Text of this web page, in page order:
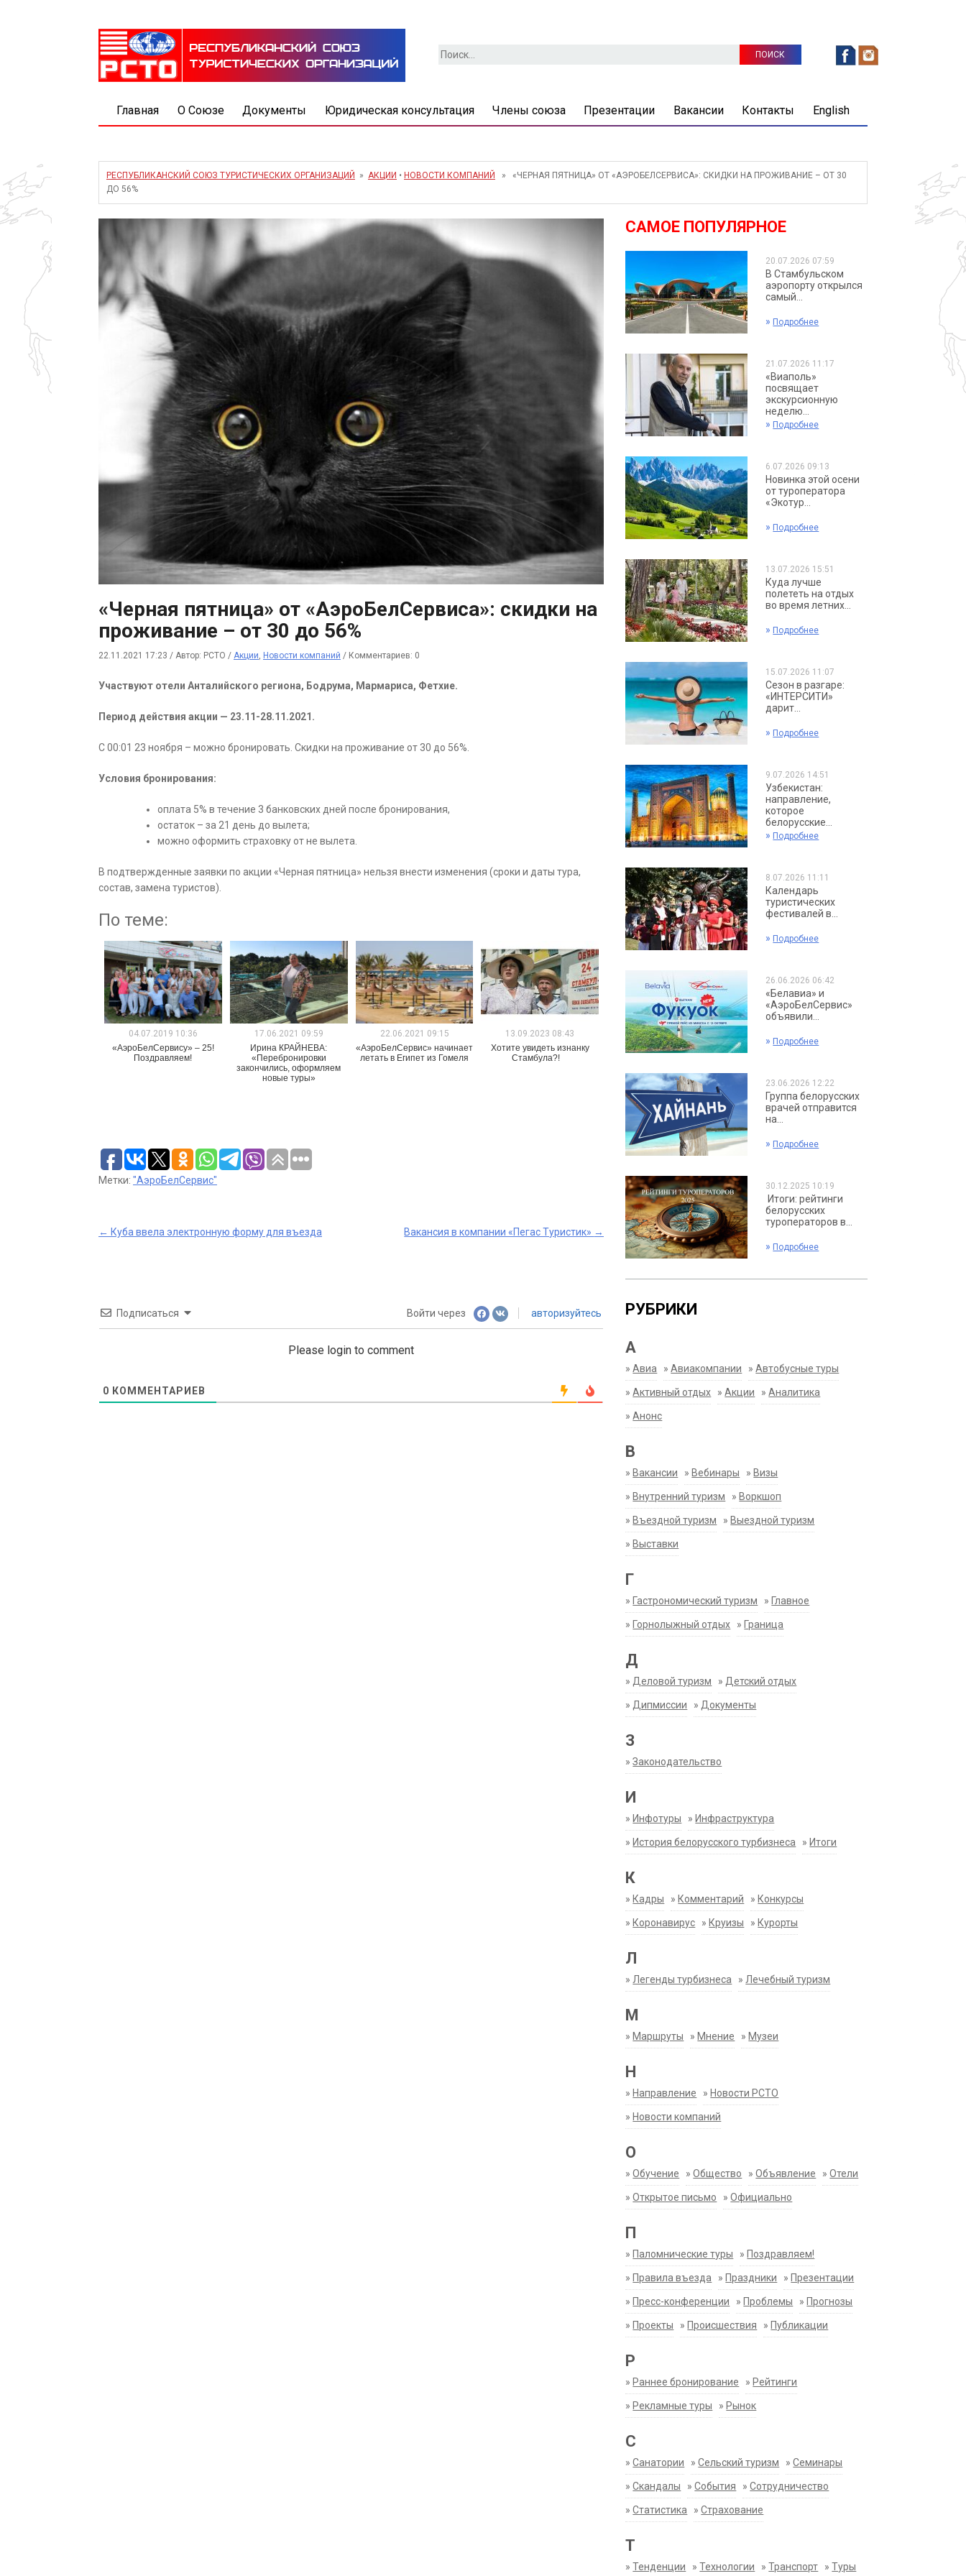
Найти:
Главная О Союзе Документы Юридическая консультация Члены союза Презентации Вакансии Контакты English
РЕСПУБЛИКАНСКИЙ СОЮЗ ТУРИСТИЧЕСКИХ ОРГАНИЗАЦИЙ » АКЦИИ • НОВОСТИ КОМПАНИЙ
» «ЧЕРНАЯ ПЯТНИЦА» ОТ «АЭРОБЕЛСЕРВИСА»: СКИДКИ НА ПРОЖИВАНИЕ – ОТ 30
ДО 56%
«Черная пятница» от «АэроБелСервиса»: скидки на
проживание – от 30 до 56%
22.11.2021 17:23 / Автор: РСТО / Акции, Новости компаний / Комментариев: 0
Участвуют отели Анталийского региона, Бодрума, Мармариса, Фетхие.
Период действия акции — 23.11-28.11.2021.
С 00:01 23 ноября – можно бронировать. Скидки на проживание от 30 до 56%.
Условия бронирования:
оплата 5% в течение 3 банковских дней после бронирования,
остаток – за 21 день до вылета;
можно оформить страховку от не вылета.
В подтвержденные заявки по акции «Черная пятница» нельзя внести изменения (сроки и даты тура,
состав, замена туристов).
По теме:
04.07.2019 10:36
«АэроБелСервису» – 25!
Поздравляем!
17.06.2021 09:59
Ирина КРАЙНЕВА:
«Перебронировки
закончились, оформляем
новые туры»
22.06.2021 09:15
«АэроБелСервис» начинает
летать в Египет из Гомеля
13.09.2023 08:43
Хотите увидеть изнанку
Стамбула?!
Метки: "АэроБелСервис"
Post
← Куба ввела электронную форму для въезда Вакансия в компании «Пегас Туристик» →
Подписаться Войти через авторизуйтесь
Please login to comment
0 КОММЕНТАРИЕВ
САМОЕ ПОПУЛЯРНОЕ
20.07.2026 07:59
В Стамбульском
аэропорту открылся
самый...
» Подробнее
21.07.2026 11:17
«Виаполь»
посвящает
экскурсионную
неделю...
» Подробнее
6.07.2026 09:13
Новинка этой осени
от туроператора
«Экотур...
» Подробнее
13.07.2026 15:51
Куда лучше
полететь на отдых
во время летних...
» Подробнее
15.07.2026 11:07
Сезон в разгаре:
«ИНТЕРСИТИ»
дарит...
» Подробнее
9.07.2026 14:51
Узбекистан:
направление,
которое
белорусские...
» Подробнее
8.07.2026 11:11
Календарь
туристических
фестивалей в...
» Подробнее
26.06.2026 06:42
«Белавиа» и
«АэроБелСервис»
объявили...
» Подробнее
23.06.2026 12:22
Группа белорусских
врачей отправится
на...
» Подробнее
30.12.2025 10:19
Итоги: рейтинги
белорусских
туроператоров в...
» Подробнее
РУБРИКИ
А
»Авиа »Авиакомпании »Автобусные туры
»Активный отдых »Акции »Аналитика
»Анонс
В
» Вакансии » Вебинары » Визы
» Внутренний туризм » Воркшоп
» Въездной туризм » Выездной туризм
» Выставки
Г
» Гастрономический туризм » Главное
» Горнолыжный отдых » Граница
Д
» Деловой туризм » Детский отдых
» Дипмиссии » Документы
З
»Законодательство
И
» Инфотуры » Инфраструктура
» История белорусского турбизнеса » Итоги
К
» Кадры » Комментарий » Конкурсы
» Коронавирус » Круизы » Курорты
Л
» Легенды турбизнеса » Лечебный туризм
М
» Маршруты » Мнение » Музеи
Н
» Направление » Новости РСТО
» Новости компаний
О
»Обучение »Общество »Объявление »Отели
»Открытое письмо »Официально
П
» Паломнические туры » Поздравляем!
» Правила въезда » Праздники » Презентации
» Пресс-конференции » Проблемы » Прогнозы
» Проекты » Происшествия » Публикации
Р
» Раннее бронирование » Рейтинги
» Рекламные туры » Рынок
С
»Санатории »Сельский туризм »Семинары
»Скандалы »События »Сотрудничество
»Статистика »Страхование
Т
»Тенденции »Технологии »Транспорт »Туры